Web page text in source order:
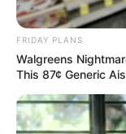
FRIDAY PLANS
Walgreens
This 87¢ Generic